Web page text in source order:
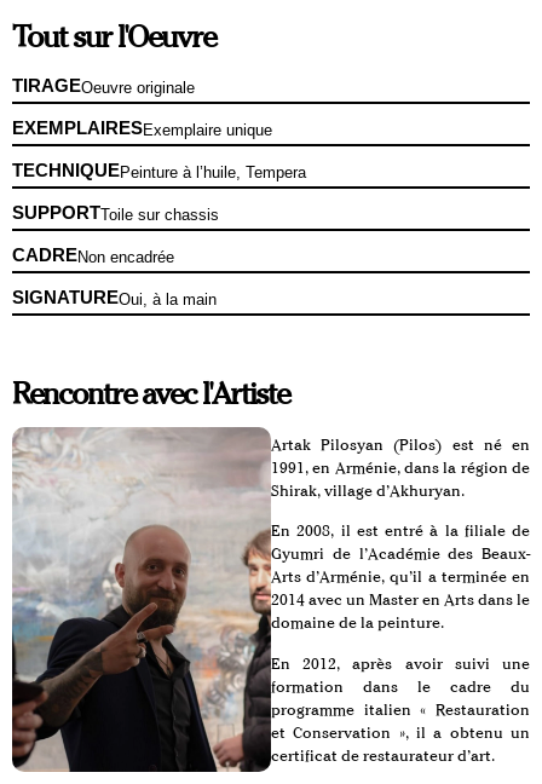
Tout sur l'Oeuvre
TIRAGEOeuvre originale
EXEMPLAIRESExemplaire unique
TECHNIQUEPeinture à l’huile, Tempera
SUPPORTToile sur chassis
CADRENon encadrée
SIGNATUREOui, à la main
Rencontre avec l'Artiste
Artak Pilosyan (Pilos) est né en
1991, en Arménie, dans la région de
Shirak, village d’Akhuryan.
En 2008, il est entré à la filiale de
Gyumri de l’Académie des Beaux-
Arts d’Arménie, qu’il a terminée en
2014 avec un Master en Arts dans le
domaine de la peinture.
En 2012, après avoir suivi une
formation dans le cadre du
programme italien « Restauration
et Conservation », il a obtenu un
certificat de restaurateur d’art.